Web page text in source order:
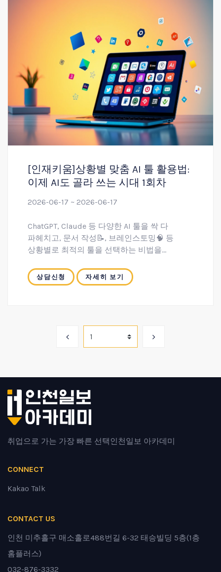
[인재키움]상황별 맞춤 AI 툴 활용법:
이제 AI도 골라 쓰는 시대 1회차
2026-06-17 ~ 2026-06-17
ChatGPT, Claude 등 다양한 AI 툴을 싹 다
파헤치고, 문서 작성📝, 브레인스토밍🧠 등
상황별로 최적의 툴을 선택하는 비법을
실전 프롬프트 엔지니어링을 통해 이메일✉️,
회의록🗎 요약 등 실제 업무에 바로 적용할 수
상담신청 자세히 보기
취업으로 가는 가장 빠른 선택 인천일보 아카데미
CONNECT
Kakao Talk
CONTACT US
인천 미추홀구 매소홀로488번길 6-32 태승빌딩 5층(1층
홈플러스)
032-876-3332